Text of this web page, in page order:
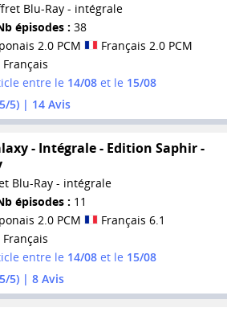
Blu-Ray - intégrale
épisodes : 38
2.0 PCM
Français 2.0 PCM
Français
entre le 14/08et le 15/08
/5) | 14Avis
- Intégrale - Edition Saphir -
Blu-Ray - intégrale
épisodes : 11
2.0 PCM
Français 6.1
Français
entre le 14/08et le 15/08
/5) | 8Avis